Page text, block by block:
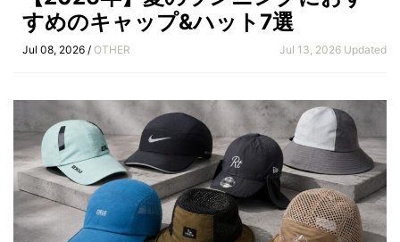
すめのキャップ&ハット7選
Jul 08, 2026 / OTHER Jul 13, 2026 Updated